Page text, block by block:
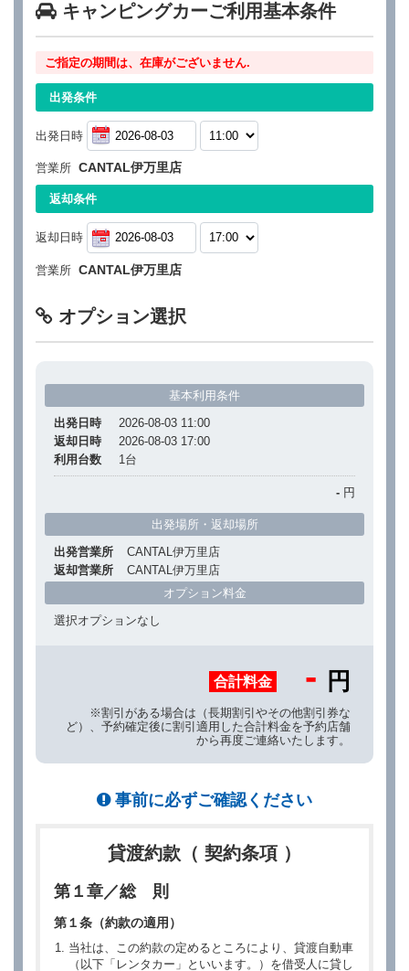
キャンピングカーご利用基本条件
ご指定の期間は、在庫がございません.
出発条件
出発日時
営業所 CANTAL伊万里店
返却条件
返却日時
営業所 CANTAL伊万里店
オプション選択
基本利用条件
出発日時
2026-08-03 11:00
返却日時
2026-08-03 17:00
利用台数
1 台
- 円
出発場所・返却場所
出発営業所
CANTAL伊万里店
返却営業所
CANTAL伊万里店
オプション料金
選択オプションなし
合計料金 - 円
※割引がある場合は（長期割引やその他割引券な
ど）、予約確定後に割引適用した合計料金を予約店舗
から再度ご連絡いたします。
事前に必ずご確認ください
貸渡約款（ 契約条項 ）
第１章／総 則
第１条（約款の適用）
当社は、この約款の定めるところにより、貸渡自動車
（以下「レンタカー」といいます。）を借受人に貸し